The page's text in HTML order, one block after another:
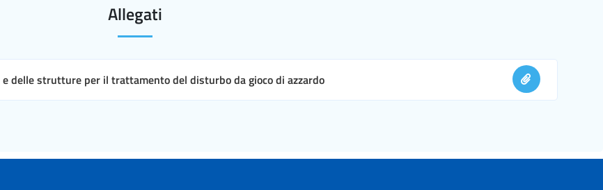
Allegati
delle strutture per il trattamento del disturbo da gioco di azzardo